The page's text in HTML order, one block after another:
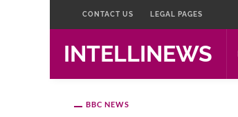
CONTACT US LEGAL PAGES
INTELLINEWS
BBC NEWS